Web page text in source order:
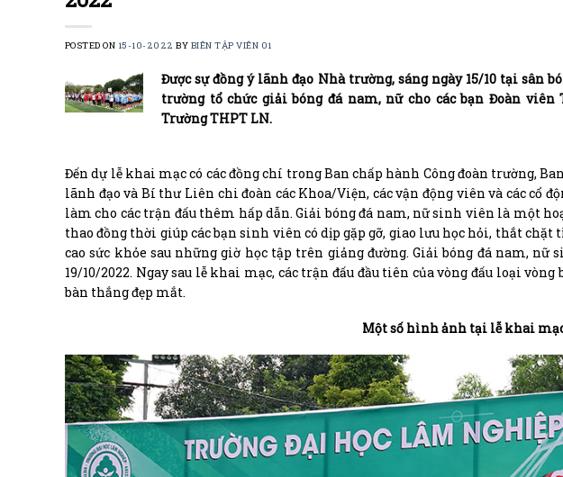
POSTED ON 15-10-2022 BY BIÊN TẬP VIÊN 01
Được sự đồng ý lãnh đạo Nhà trường, sáng ngày 15/10 tại sân
trường tổ chức giải bóng đá nam, nữ cho các bạn Đoàn
Trường THPT LN.
Đến dự lễ khai mạc có các đồng chí trong Ban chấp hành Công đoàn trường,
lãnh đạo và Bí thư Liên chi đoàn các Khoa/Viện, các vận động viên và các cổ
làm cho các trận đấu thêm hấp dẫn. Giải bóng đá nam, nữ sinh viên là một
thao đồng thời giúp các bạn sinh viên có dịp gặp gỡ, giao lưu học hỏi, thắt
cao sức khỏe sau những giờ học tập trên giảng đường. Giải bóng đá nam, nữ
19/10/2022. Ngay sau lễ khai mạc, các trận đấu đầu tiên của vòng đấu loại
bàn thắng đẹp mắt.
Một số hình ảnh tại lễ khai